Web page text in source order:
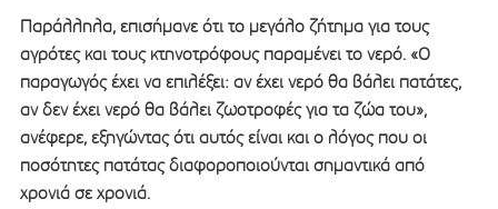
Παράλληλα, επισήμανε ότι το μεγάλο ζήτημα για τους
αγρότες και τους κτηνοτρόφους παραμένει το νερό. «Ο
παραγωγός έχει να επιλέξει: αν έχει νερό θα βάλει πατάτες,
αν δεν έχει νερό θα βάλει ζωοτροφές για τα ζώα του»,
ανέφερε, εξηγώντας ότι αυτός είναι και ο λόγος που οι
ποσότητες πατάτας διαφοροποιούνται σημαντικά από
χρονιά σε χρονιά.